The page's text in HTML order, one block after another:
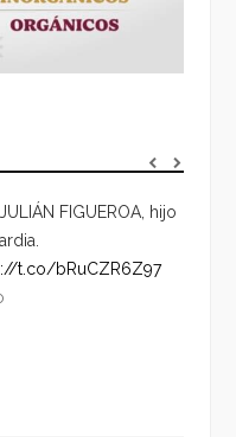
JULIÁN FIGUEROA, hijo
t.co/bRuCZR6Z97